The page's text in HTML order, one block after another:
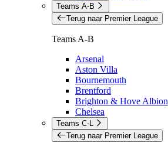
Teams A-B
Terug naar Premier League
Teams A-B
Arsenal
Aston Villa
Bournemouth
Brentford
Brighton & Hove Albion
Chelsea
Teams C-L
Terug naar Premier League